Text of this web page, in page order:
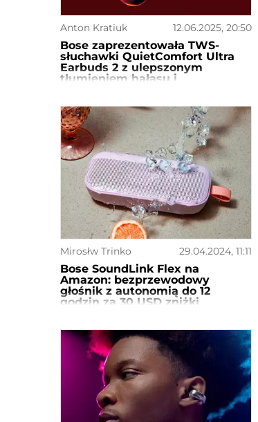
Anton Kratiuk 12.06.2025, 20:50
Bose zaprezentowała TWS-
słuchawki QuietComfort Ultra
Earbuds 2 z ulepszonym
tłumieniem hałasu i
Mirosłw Trinko 29.04.2024, 11:11
Bose SoundLink Flex na
Amazon: bezprzewodowy
głośnik z autonomią do 12
godzin za 30 USD zniżki